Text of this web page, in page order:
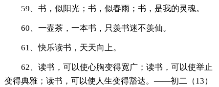
59、书，似阳光；书，似春雨；书，是我的灵魂。
60、一壶茶，一本书，只羡书迷不羡仙。
61、快乐读书，天天向上。
62、读书，可以使心胸变得宽广；读书，可以使举止
变得典雅；读书，可以使人生变得豁达。——初二（13）